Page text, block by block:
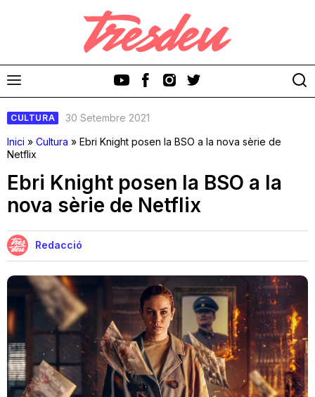
Discos
Videoclips
Cinema i Televisió
Festivals
Teatre
CULTURA
30 Setembre 2021
Inici » Cultura » Ebri Knight posen la BSO a la nova sèrie de
Netflix
Ebri Knight posen la BSO a la
nova sèrie de Netflix
Redacció